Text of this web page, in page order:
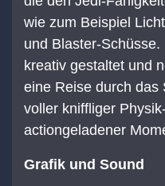
wie zum Beispiel
und Blaster-
kreativ gestaltet und
eine Reise durch das
voller kniffliger
actiongeladener
Grafik und Sound